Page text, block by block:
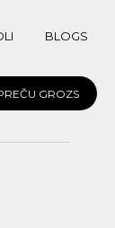
BLOGS
GROZS